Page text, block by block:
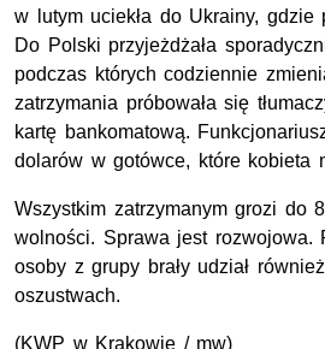
w lutym uciekła do Ukrainy, gdzie
Do Polski przyjeżdżała
podczas których codziennie
zatrzymania próbowała się
kartę bankomatową.
dolarów w gotówce, które kobieta
Wszystkim zatrzymanym grozi do
wolności. Sprawa jest rozwojowa.
osoby z grupy brały udział
oszustwach.
(KWP w Krakowie / mw)